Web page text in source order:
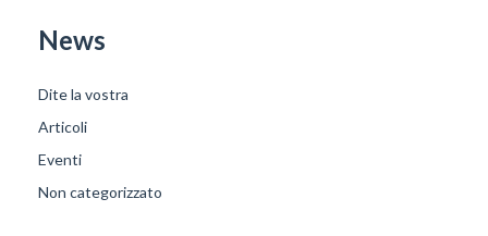
News
Dite la vostra
Articoli
Eventi
Non categorizzato